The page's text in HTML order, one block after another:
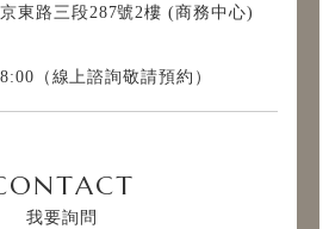
東路三段287號2樓 (商務中心)
（線上諮詢敬請預約）
我要詢問